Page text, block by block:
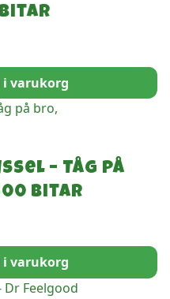
bitar
varukorg
– Tåg på
Bitar
varukorg